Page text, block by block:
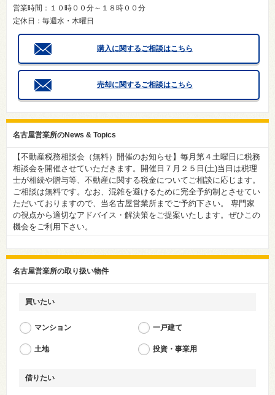
営業時間：１０時００分～１８時００分
定休日：毎週水・木曜日
購入に関するご相談はこちら
売却に関するご相談はこちら
名古屋営業所のNews & Topics
【不動産税務相談会（無料）開催のお知らせ】毎月第４土曜日に税務
相談会を開催させていただきます。開催日７月２５日(土)当日は税理
士が相続や贈与等、不動産に関する税金についてご相談に応じます。
ご相談は無料です。なお、混雑を避けるために完全予約制とさせてい
ただいておりますので、当名古屋営業所までご予約下さい。 専門家
の視点から適切なアドバイス・解決策をご提案いたします。ぜひこの
機会をご利用下さい。
名古屋営業所の取り扱い物件
買いたい
マンション 一戸建て
土地 投資・事業用
借りたい